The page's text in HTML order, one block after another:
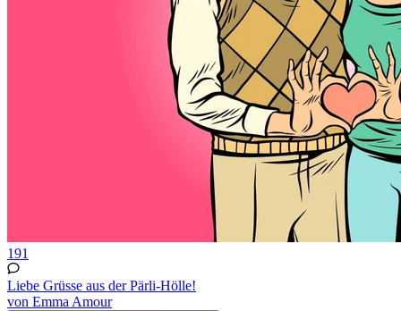
191
Liebe Grüsse aus der Pärli-Hölle!
von Emma Amour